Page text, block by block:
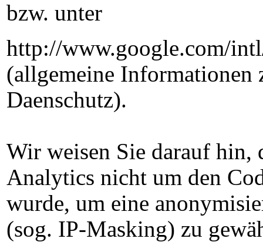
bzw. unter
http://www.google.com/
(allgemeine Informationen
Daenschutz).
Wir weisen Sie darauf hin,
Analytics nicht um den
wurde, um eine
(sog. IP-Masking) zu